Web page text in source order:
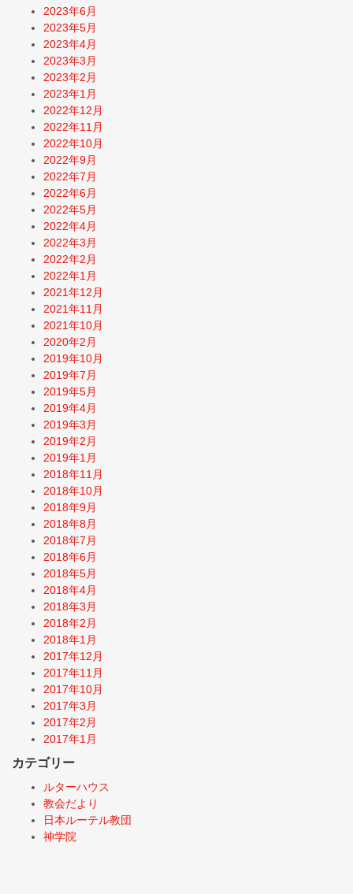
2023年6月
2023年5月
2023年4月
2023年3月
2023年2月
2023年1月
2022年12月
2022年11月
2022年10月
2022年9月
2022年7月
2022年6月
2022年5月
2022年4月
2022年3月
2022年2月
2022年1月
2021年12月
2021年11月
2021年10月
2020年2月
2019年10月
2019年7月
2019年5月
2019年4月
2019年3月
2019年2月
2019年1月
2018年11月
2018年10月
2018年9月
2018年8月
2018年7月
2018年6月
2018年5月
2018年4月
2018年3月
2018年2月
2018年1月
2017年12月
2017年11月
2017年10月
2017年3月
2017年2月
2017年1月
カテゴリー
ルターハウス
教会だより
日本ルーテル教団
神学院